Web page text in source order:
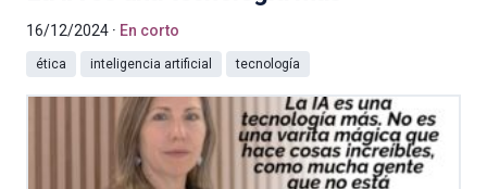
16/12/2024 En corto
ética inteligencia artificial tecnología